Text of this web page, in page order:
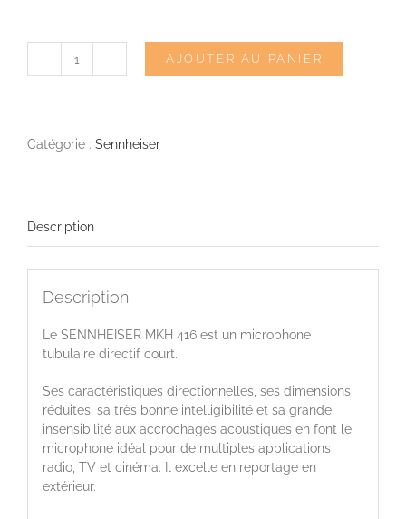
quantité
416
AJOUTER AU PANIER
Catégorie : Sennheiser
Description
Description
Le SENNHEISER MKH 416 est un microphone
tubulaire directif court.
Ses caractéristiques directionnelles, ses dimensions
réduites, sa très bonne intelligibilité et sa grande
insensibilité aux accrochages acoustiques en font le
microphone idéal pour de multiples applications
radio, TV et cinéma. Il excelle en reportage en
extérieur.